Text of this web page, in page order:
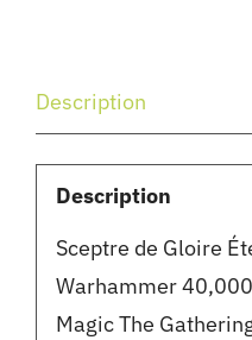
Description
Description
Sceptre de Gloire
Warhammer
Magic The